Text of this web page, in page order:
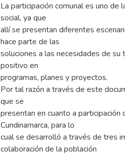
La participación comunal es uno
social, ya que
allí se presentan diferentes
hace parte de las
soluciones a las necesidades de
positivo en
programas, planes y proyectos.
Por tal razón a través de este
que se
presentan en cuanto a participación
Cundinamarca, para lo
cual se desarrolló a través de tres
colaboración de la población